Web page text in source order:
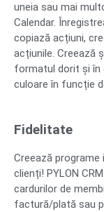
uneia sau mai
Calendar.
copiază acțiuni,
acțiunile. Creează
formatul dorit și în
culoare în funcție
Fidelitate
Creează
clienți! PYLON
cardurilor de
factură/plată sau